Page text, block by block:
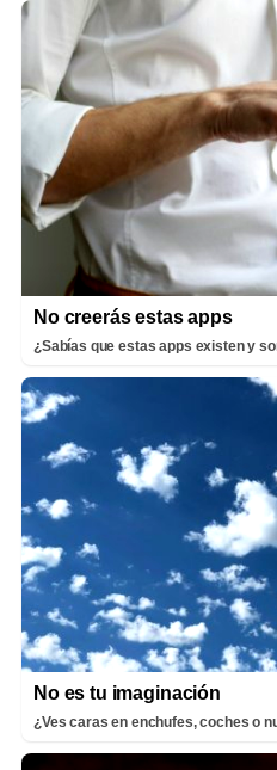
No creerás estas apps
¿Sabías que estas apps existen y
No es tu imaginación
¿Ves caras en enchufes, coches o